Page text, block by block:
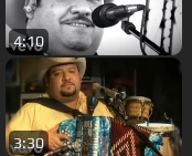
4:10
3:30